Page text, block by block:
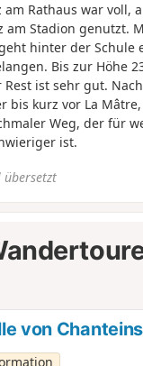
am Rathaus war voll,
am Stadion genutzt.
hinter der Schule
Bis zur Höhe
ist sehr gut. Nach
bis kurz vor La
Weg, der für
ist.
übersetzt
von Chanteins